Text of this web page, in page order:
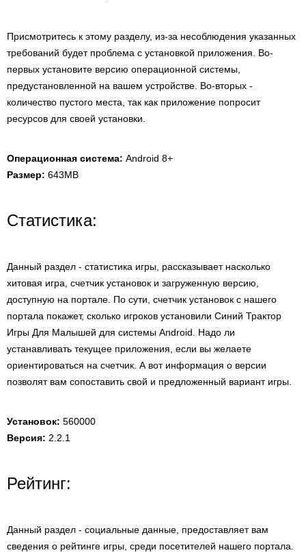
Присмотритесь к этому разделу, из-за несоблюдения указанных
требований будет проблема с установкой приложения. Во-
первых установите версию операционной системы,
предустановленной на вашем устройстве. Во-вторых -
количество пустого места, так как приложение попросит
ресурсов для своей установки.
Операционная система: Android 8+
Размер: 643MB
Статистика:
Данный раздел - статистика игры, рассказывает насколько
хитовая игра, счетчик установок и загруженную версию,
доступную на портале. По сути, счетчик установок с нашего
портала покажет, сколько игроков установили Синий Трактор
Игры Для Малышей для системы Android. Надо ли
устанавливать текущее приложения, если вы желаете
ориентироваться на счетчик. А вот информация о версии
позволят вам сопоставить свой и предложенный вариант игры.
Установок: 560000
Версия: 2.2.1
Рейтинг:
Данный раздел - социальные данные, предоставляет вам
сведения о рейтинге игры, среди посетителей нашего портала.